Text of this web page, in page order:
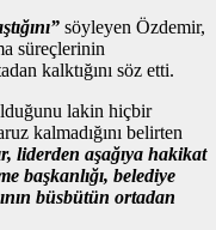
söyleyen Özdemir,
süreçlerinin
kalktığını söz etti.
lakin hiçbir
kalmadığını belirten
liderden aşağıya hakikat
başkanlığı, belediye
büsbütün ortadan